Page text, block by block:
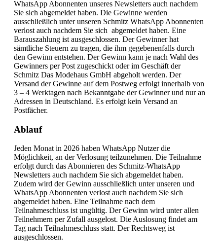
WhatsApp Abonnenten unseres Newsletters auch nachdem
Sie sich abgemeldet haben. Die Gewinne werden
ausschließlich unter unseren Schmitz WhatsApp Abonnenten
verlost auch nachdem Sie sich abgemeldet haben. Eine
Barauszahlung ist ausgeschlossen. Der Gewinner hat
sämtliche Steuern zu tragen, die ihm gegebenenfalls durch
den Gewinn entstehen. Der Gewinn kann je nach Wahl des
Gewinners per Post zugeschickt oder im Geschäft der
Schmitz Das Modehaus GmbH abgeholt werden. Der
Versand der Gewinne auf dem Postweg erfolgt innerhalb von
3 – 4 Werktagen nach Bekanntgabe der Gewinner und nur an
Adressen in Deutschland. Es erfolgt kein Versand an
Postfächer.
Ablauf
Jeden Monat in 2026 haben WhatsApp Nutzer die
Möglichkeit, an der Verlosung teilzunehmen. Die Teilnahme
erfolgt durch das Abonnieren des Schmitz-WhatsApp
Newsletters auch nachdem Sie sich abgemeldet haben.
Zudem wird der Gewinn ausschließlich unter unseren und
WhatsApp Abonnenten verlost auch nachdem Sie sich
abgemeldet haben. Eine Teilnahme nach dem
Teilnahmeschluss ist ungültig. Der Gewinn wird unter allen
Teilnehmern per Zufall ausgelost. Die Auslosung findet am
Tag nach Teilnahmeschluss statt. Der Rechtsweg ist
ausgeschlossen.